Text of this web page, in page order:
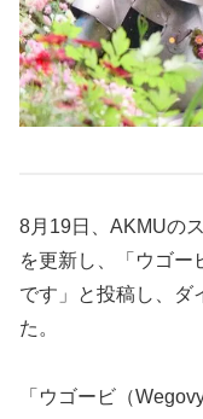
8月19日、AKMUの
を更新し、「ウゴー
です」と投稿し、ダ
た。
「ウゴービ（